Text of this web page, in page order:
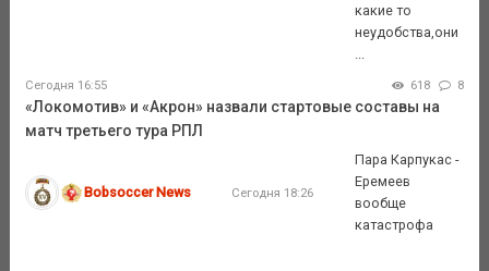
какие то
неудобства,они
Сегодня 16:55 618 8
«Локомотив» и «Акрон» назвали стартовые составы на
матч третьего тура РПЛ
Bobsoccer News Сегодня 18:26
Пара Карпукас -
Еремеев
вообще
катастрофа